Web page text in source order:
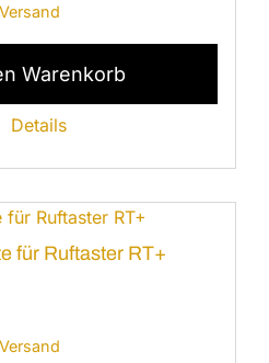
Versand
Warenkorb
Details
für Ruftaster RT+
Versand